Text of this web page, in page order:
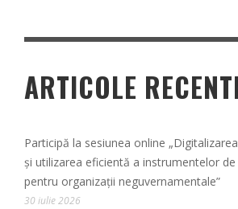
ARTICOLE
Participă la sesiunea online
și utilizarea eficientă a instrumentelor
pentru organizații neguvernamentale”
30 iulie 2026